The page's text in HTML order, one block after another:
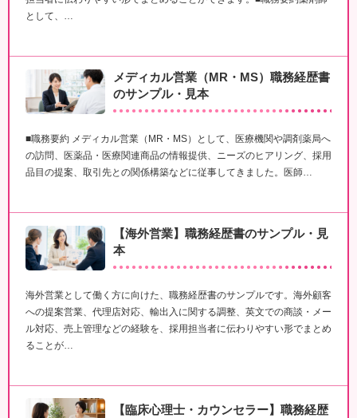
として、…
メディカル営業（MR・MS）職務経歴書
のサンプル・見本
■職務要約 メディカル営業（MR・MS）として、医療機関や調剤薬局へ
の訪問、医薬品・医療関連商品の情報提供、ニーズのヒアリング、採用
品目の提案、取引先との関係構築などに従事してきました。医師…
【海外営業】職務経歴書のサンプル・見
本
海外営業として働く方に向けた、職務経歴書のサンプルです。海外顧客
への提案営業、代理店対応、輸出入に関する調整、英文での商談・メー
ル対応、売上管理などの経験を、採用担当者に伝わりやすい形でまとめ
ることが…
【臨床心理士・カウンセラー】職務経歴